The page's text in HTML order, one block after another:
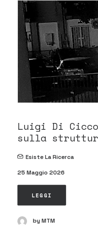
Luigi Di
sulla
Esiste La Ricerca
25 Maggio 2026
LEGGI
by MTM